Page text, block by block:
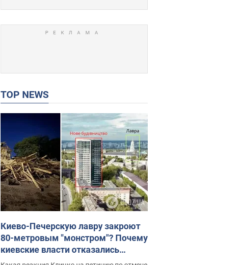
TOP NEWS
Киево-Печерскую лавру закроют
80-метровым "монстром"? Почему
киевские власти отказались
остановить строительство